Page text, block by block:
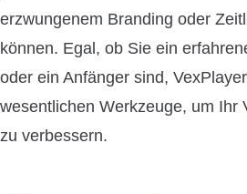
erzwungenem Branding oder
können. Egal, ob Sie ein
oder ein Anfänger sind,
wesentlichen Werkzeuge, um Ihr
zu verbessern.